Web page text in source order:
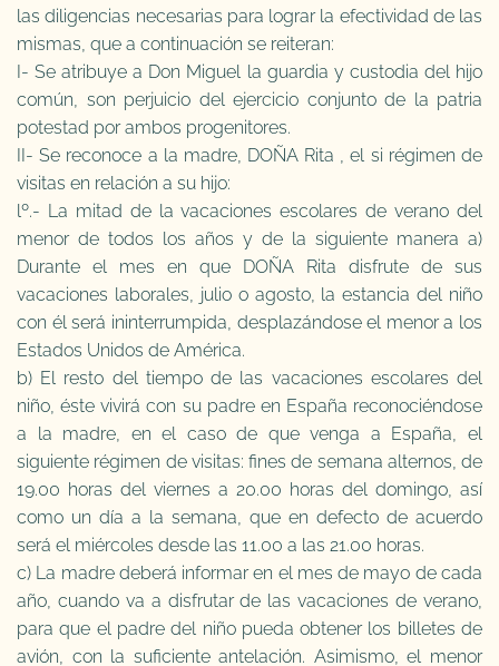
las diligencias necesarias para lograr la efectividad de las
mismas, que a continuación se reiteran:
I- Se atribuye a Don Miguel la guardia y custodia del hijo
común, son perjuicio del ejercicio conjunto de la patria
potestad por ambos progenitores.
II- Se reconoce a la madre, DOÑA Rita , el si régimen de
visitas en relación a su hijo:
lº.- La mitad de la vacaciones escolares de verano del
menor de todos los años y de la siguiente manera a)
Durante el mes en que DOÑA Rita disfrute de sus
vacaciones laborales, julio o agosto, la estancia del niño
con él será ininterrumpida, desplazándose el menor a los
Estados Unidos de América.
b) El resto del tiempo de las vacaciones escolares del
niño, éste vivirá con su padre en España reconociéndose
a la madre, en el caso de que venga a España, el
siguiente régimen de visitas: fines de semana alternos, de
19.00 horas del viernes a 20.00 horas del domingo, así
como un día a la semana, que en defecto de acuerdo
será el miércoles desde las 11.00 a las 21.00 horas.
c) La madre deberá informar en el mes de mayo de cada
año, cuando va a disfrutar de las vacaciones de verano,
para que el padre del niño pueda obtener los billetes de
avión, con la suficiente antelación. Asimismo, el menor